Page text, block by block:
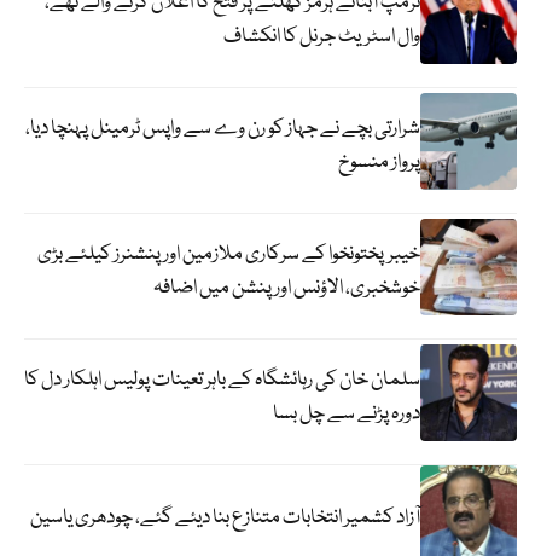
وال اسٹریٹ جرنل کا انکشاف
شرارتی بچے نے جہاز کو رن وے سے واپس ٹرمینل پہنچا دیا،
پرواز منسوخ
خیبرپختونخوا کے سرکاری ملازمین اور پنشنرز کیلئے بڑی
خوشخبری، الاؤنس اور پنشن میں اضافہ
سلمان خان کی رہائشگاہ کے باہر تعینات پولیس اہلکار دل کا
دورہ پڑنے سے چل بسا
آزاد کشمیر انتخابات متنازع بنا دیئے گئے، چودھری یاسین